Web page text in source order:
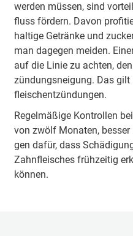
wer­den müs­sen, sind
fluss för­dern. Da­von
hal­ti­ge Ge­trän­ke und
man da­ge­gen mei­den.
auf die Li­nie zu ach­ten,
zün­dungs­nei­gung. Das
fleisch­ent­zün­dun­gen.
Re­gel­mä­ßi­ge Kon­trol­len
von zwölf Mo­na­ten,
gen da­für, dass
Zahn­fleisch­es früh­zei­tig
kön­nen.